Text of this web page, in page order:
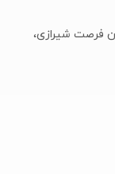
فرصت شیرازی،